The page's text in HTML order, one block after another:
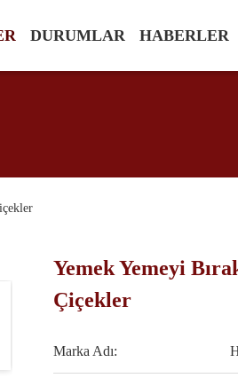
DURUMLAR HABERLER
Yemek Yemeyi
Çiçekler
Marka Adı: